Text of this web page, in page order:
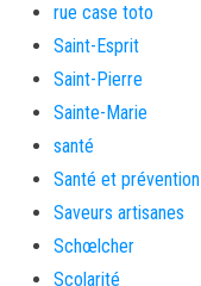
rue case toto
Saint-Esprit
Saint-Pierre
Sainte-Marie
santé
Santé et prévention
Saveurs artisanes
Schœlcher
Scolarité